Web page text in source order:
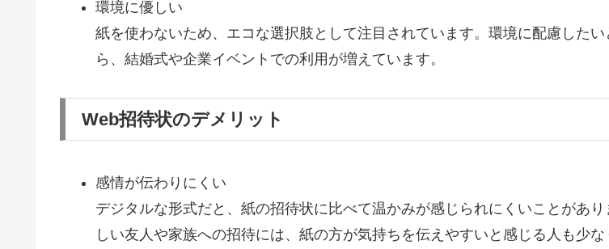
環境に優しい
紙を使わないため、エコな選択肢として注目されています。環境に配慮した
ら、結婚式や企業イベントでの利用が増えています。
Web招待状のデメリット
感情が伝わりにくい
デジタルな形式だと、紙の招待状に比べて温かみが感じられにくいことがあり
しい友人や家族への招待には、紙の方が気持ちを伝えやすいと感じる人も少